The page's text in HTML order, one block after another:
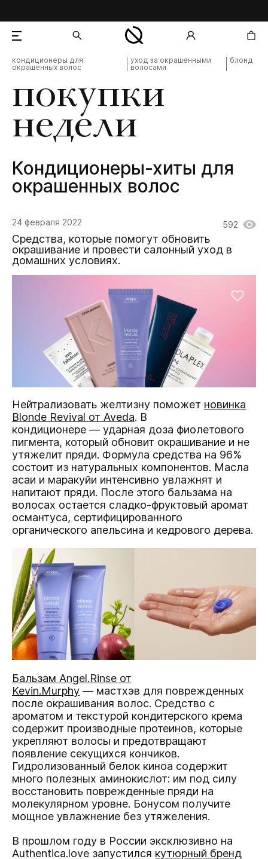
добавлен в корзину
покупки
недели
Кондиционеры-хиты для
окрашенных волос
кондиционеры для
окрашенных волос
уход за окрашенными
волосами
блонд
24 февраля 2022 592
Средства, которые помогут обновить
окрашивание и провести салонный уход в
домашних условиях.
Нейтрализовать желтизну поможет новинка
Blonde Revival от Aveda. В
кондиционере — ударная доза фиолетового
пигмента, который обновит окрашивание и не
утяжелит пряди. Формула средства на 96%
состоит из натуральных компонентов. Масла
асаи и маракуйи интенсивно увлажнят и
напитают пряди. После этого бальзама на
волосах остается сладко-фруктовый аромат
османтуса, сертифицированного
органического апельсина и кедрового дерева.
Бальзам Angel.Rinse от
Kevin.Murphy — мастхэв для поврежденных
после окрашивания волос. Средство с
ароматом и текстурой кондитерского крема
содержит производные протеинов, которые
укрепляют волосы и предотвращают
появление секущихся кончиков.
Гидролизованный белок киноа содержит
много полезных аминокислот: им под силу
восстановить поврежденные пряди на
молекулярном уровне. Бонусом получите
мощное увлажнение без утяжеления.
В прошлом году в России эксклюзивно на
Authentica.love запустился кутюрный бренд